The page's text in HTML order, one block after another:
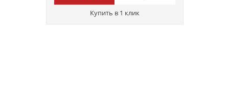
Купить в 1 клик